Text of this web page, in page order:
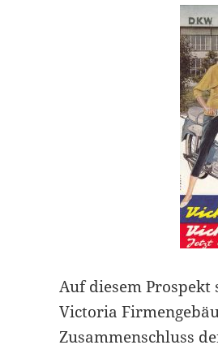
Auf diesem
Victoria
Zusammenschluss